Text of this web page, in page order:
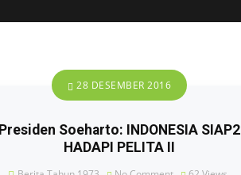
28 DESEMBER 2016
Presiden Soeharto: INDONESIA SIAP2
HADAPI PELITA II